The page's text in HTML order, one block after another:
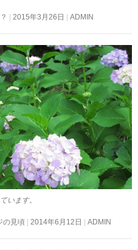
2015年3月26日 ADMIN
います。
の見頃 2014年6月12日 ADMIN